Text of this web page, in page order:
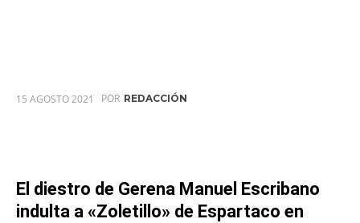
15 AGOSTO 2021 POR REDACCIÓN
El diestro de Gerena Manuel Escribano
indulta a «Zoletillo» de Espartaco en